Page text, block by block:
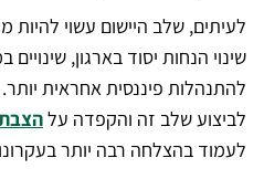
לעיתים, שלב היישום עשוי להיות
שינוי הנחות יסוד בארגון,
להתנהלות פיננסית אחראית
לביצוע שלב זה והקפדה על
לעמוד בהצלחה רבה יותר